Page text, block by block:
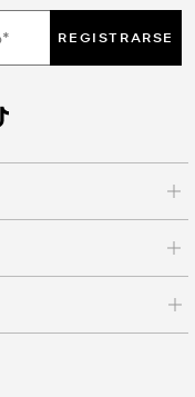
REGISTRARSE